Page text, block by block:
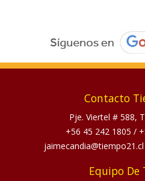
Contacto
Pje. Viertel # 588,
+56 45 242 1805 /
Equipo De